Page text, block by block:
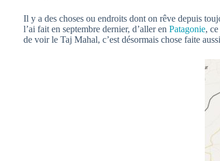
Il y a des choses ou endroits dont on rêve depuis
l’ai fait en septembre dernier, d’aller en Patagonie,
de voir le Taj Mahal, c’est désormais chose faite